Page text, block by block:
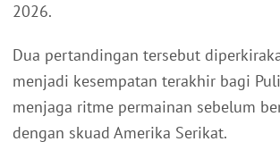
2026.
Dua pertandingan tersebut
menjadi kesempatan terakhir bagi
menjaga ritme permainan sebelum
dengan skuad Amerika Serikat.